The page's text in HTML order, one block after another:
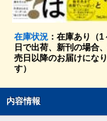
在庫状況：在庫あり（1
日で出荷、新刊の場合
売日以降のお届けにな
す）
内容情報